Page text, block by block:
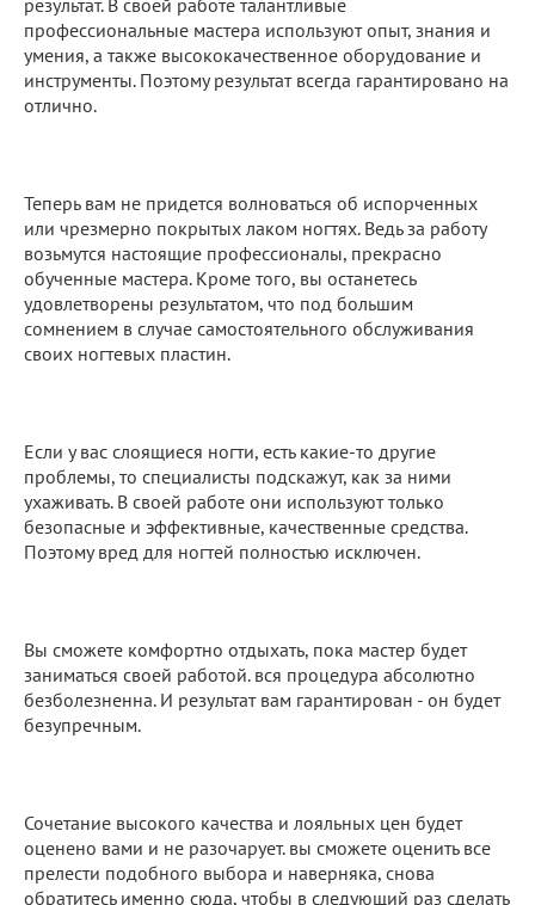
профессиональные мастера используют опыт, знания и
умения, а также высококачественное оборудование и
инструменты. Поэтому результат всегда гарантировано на
отлично.
Теперь вам не придется волноваться об испорченных
или чрезмерно покрытых лаком ногтях. Ведь за работу
возьмутся настоящие профессионалы, прекрасно
обученные мастера. Кроме того, вы останетесь
удовлетворены результатом, что под большим
сомнением в случае самостоятельного обслуживания
своих ногтевых пластин.
Если у вас слоящиеся ногти, есть какие-то другие
проблемы, то специалисты подскажут, как за ними
ухаживать. В своей работе они используют только
безопасные и эффективные, качественные средства.
Поэтому вред для ногтей полностью исключен.
Вы сможете комфортно отдыхать, пока мастер будет
заниматься своей работой. вся процедура абсолютно
безболезненна. И результат вам гарантирован - он будет
безупречным.
Сочетание высокого качества и лояльных цен будет
оценено вами и не разочарует. вы сможете оценить все
прелести подобного выбора и наверняка, снова
обратитесь именно сюда, чтобы в следующий раз сделать